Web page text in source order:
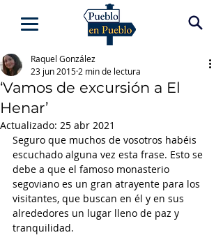
‘Vamos de excursión a El
Henar’
Raquel González
23 jun 2015 2 min de lectura
Actualizado: 25 abr 2021
Seguro que muchos de vosotros habéis
escuchado alguna vez esta frase. Esto se
debe a que el famoso monasterio
segoviano es un gran atrayente para los
visitantes, que buscan en él y en sus
alrededores un lugar lleno de paz y
tranquilidad.